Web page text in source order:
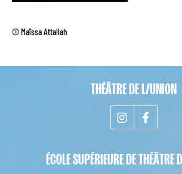
© Maïssa Attallah
THÉÂTRE DE L/UNION
ÉCOLE SUPÉRIEURE DE THÉÂTRE